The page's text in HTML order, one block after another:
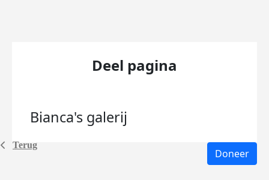
Terug
Deel pagina
Bianca's galerij
Doneer